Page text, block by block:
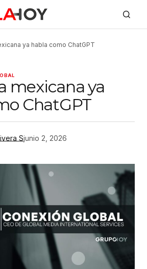
ya habla como ChatGPT
mexicana ya
ChatGPT
Sjunio 2, 2026